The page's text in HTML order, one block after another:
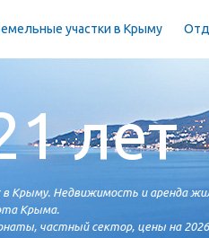
участки в Крыму
лет
Крыму. Недвижимость и аренда
Крыма.
частный сектор, цены на